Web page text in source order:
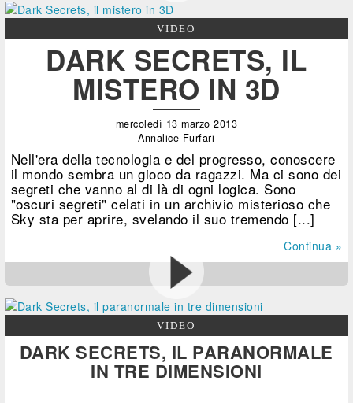
VIDEO
DARK SECRETS, IL
MISTERO IN 3D
mercoledì 13 marzo 2013
Annalice Furfari
Nell'era della tecnologia e del progresso, conoscere
il mondo sembra un gioco da ragazzi. Ma ci sono dei
segreti che vanno al di là di ogni logica. Sono
"oscuri segreti" celati in un archivio misterioso che
Sky sta per aprire, svelando il suo tremendo [...]
Continua »
VIDEO
DARK SECRETS, IL PARANORMALE
IN TRE DIMENSIONI